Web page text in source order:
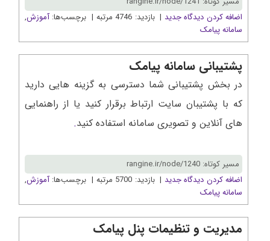
اضافه کردن دیدگاه جدید | بازدید: 4746 مرتبه | برچسب‌ها: آموزش,
سامانه پیامک
پشتیبانی سامانه پیامک
در بخش پشتیبانی شما دسترسی به گزینه هایی دارید
که با پشتیبان سایت ارتباط برقرار کنید یا از راهنمایی
های آنلاین و تصویری سامانه استفاده کنید.
مسیر کوتاه: rangine.ir/node/1240
اضافه کردن دیدگاه جدید | بازدید: 5700 مرتبه | برچسب‌ها: آموزش,
سامانه پیامک
مدیریت و تنظیمات پنل پیامک